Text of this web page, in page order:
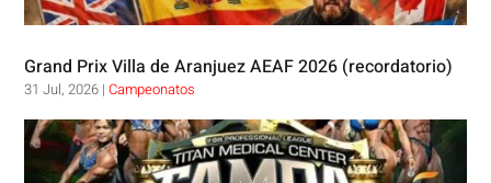
Grand Prix Villa de Aranjuez AEAF 2026 (recordatorio)
31 Jul, 2026 |Campeonatos